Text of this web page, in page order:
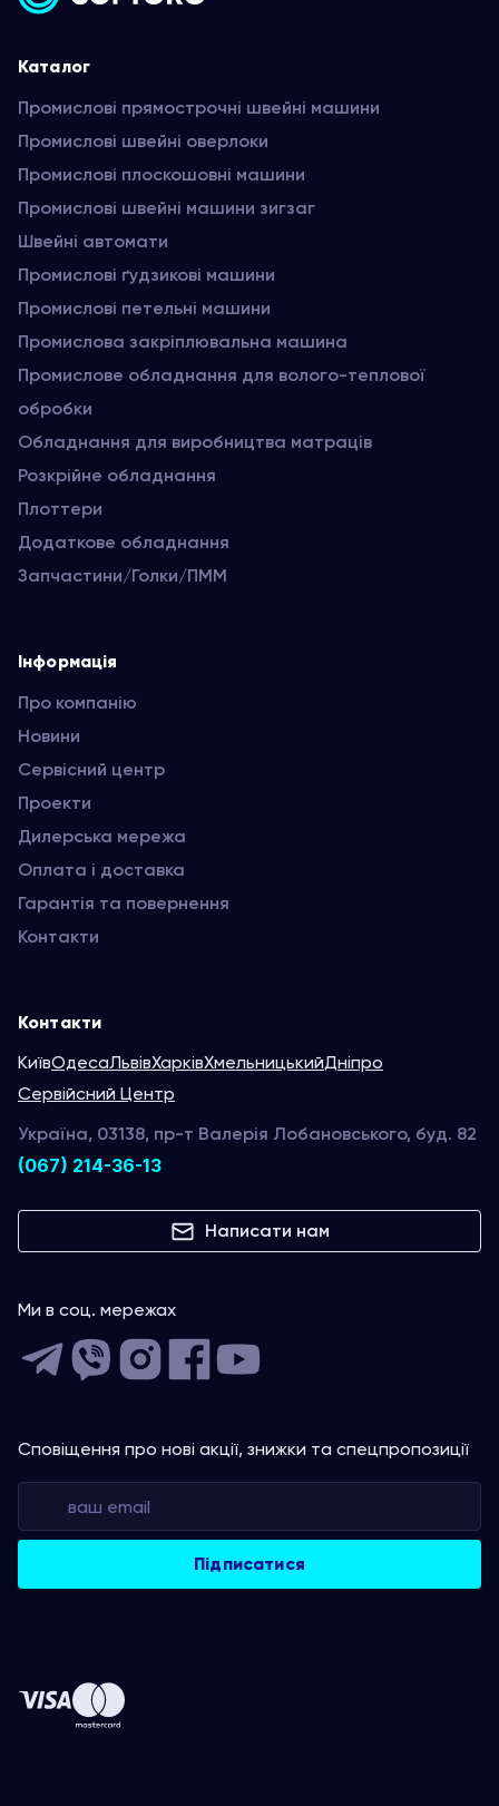
Каталог
Промислові прямострочні швейні машини
Промислові швейні оверлоки
Промислові плоскошовні машини
Промислові швейні машини зигзаг
Швейні автомати
Промислові ґудзикові машини
Промислові петельні машини
Промислова закріплювальна машина
Промислове обладнання для волого-теплової
обробки
Обладнання для виробництва матраців
Розкрійне обладнання
Плоттери
Додаткове обладнання
Запчастини/Голки/ПММ
Інформація
Про компанію
Новини
Сервісний центр
Проекти
Дилерська мережа
Оплата і доставка
Гарантія та повернення
Контакти
Контакти
КиївОдесаЛьвівХарківХмельницькийДніпро
Сервійсний Центр
Україна, 03138, пр-т Валерія Лобановського, буд. 82
(067) 214-36-13
Написати нам
Ми в соц. мережах
Сповіщення про нові акції, знижки та спецпропозиції